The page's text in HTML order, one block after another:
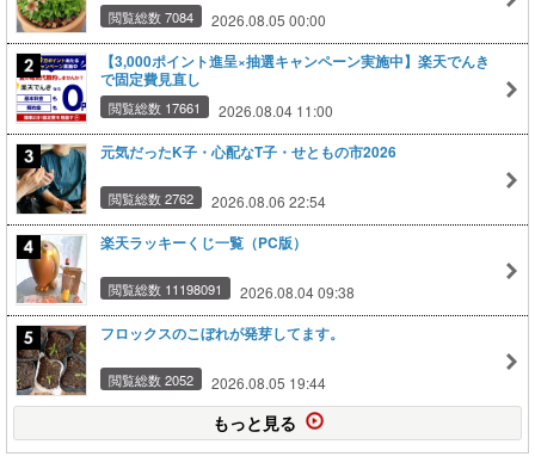
閲覧総数 7084 2026.08.05 00:00
【3,000ポイント進呈×抽選キャンペーン実施中】楽天でんき
で固定費見直し
閲覧総数 17661 2026.08.04 11:00
元気だったK子・心配なT子・せともの市2026
閲覧総数 2762 2026.08.06 22:54
楽天ラッキーくじ一覧（PC版）
閲覧総数 11198091 2026.08.04 09:38
フロックスのこぼれが発芽してます。
閲覧総数 2052 2026.08.05 19:44
もっと見る